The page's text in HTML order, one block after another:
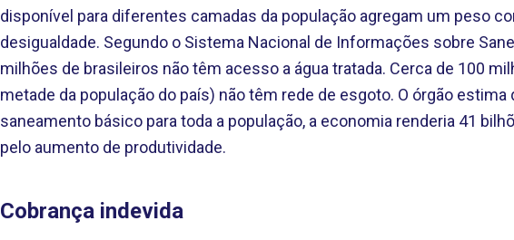
disponível para diferentes camadas da população agregam um peso
desigualdade. Segundo o Sistema Nacional de Informações sobre
milhões de brasileiros não têm acesso a água tratada. Cerca de 100
metade da população do país) não têm rede de esgoto. O órgão
saneamento básico para toda a população, a economia renderia 41
pelo aumento de produtividade.
Cobrança indevida